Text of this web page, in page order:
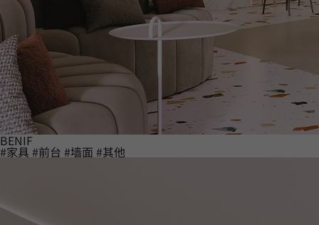
BENIF
#家具 #前台 #墙面 #其他